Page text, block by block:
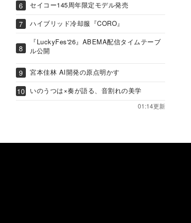
セイコー145周年限定モデル発売
ハイブリッド冷却服『CORO』
『LuckyFes'26』ABEMA配信タイムテーブ
ル公開
宮本佳林 AI開発の原点明かす
いのうつは×奏が語る、音割れの美学
01:14更新